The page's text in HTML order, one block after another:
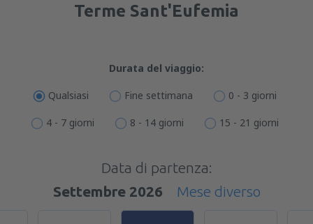
Terme Sant'Eufemia
Durata del viaggio:
Qualsiasi Fine settimana 0 - 3 giorni
4 - 7 giorni 8 - 14 giorni 15 - 21 giorni
Data di partenza:
Settembre 2026
Mese diverso